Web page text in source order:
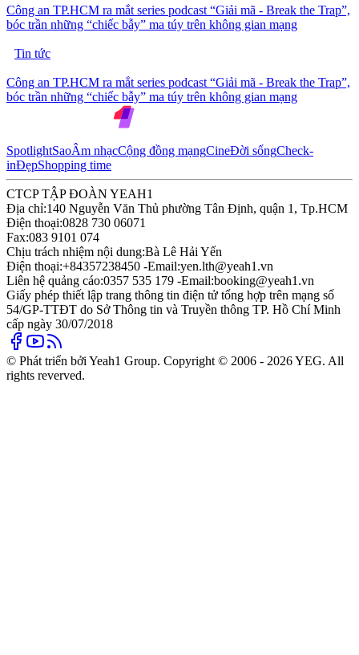
Công an TP.HCM ra mắt series podcast “Giải mã - Break the Trap”,
bóc trần những “chiếc bẫy” ma túy trên không gian mạng
Tin tức
Công an TP.HCM ra mắt series podcast “Giải mã - Break the Trap”,
bóc trần những “chiếc bẫy” ma túy trên không gian mạng
SpotlightSaoÂm nhạcCộng đồng mạngCineĐời sốngCheck-
inĐẹpShopping time
CTCP TẬP ĐOÀN YEAH1
Địa chỉ:140 Nguyễn Văn Thủ phường Tân Định, quận 1, Tp.HCM
Điện thoại:0828 730 06071
Fax:083 9101 074
Chịu trách nhiệm nội dung:Bà Lê Hải Yến
Điện thoại:+84357238450 -Email:yen.lth@yeah1.vn
Liên hệ quảng cáo:0357 535 179 -Email:booking@yeah1.vn
Giấy phép thiết lập trang thông tin điện tử tổng hợp trên mạng số
54/GP-TTĐT do Sở Thông tin và Truyền thông TP. Hồ Chí Minh
cấp ngày 30/07/2018
© Phát triển bởi Yeah1 Group. Copyright © 2006 - 2026 YEG. All
rights reverved.